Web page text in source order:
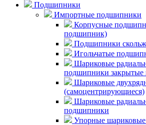
Подшипники
Импортные подшипники
Корпусные
подшипник)
Подшипники
Игольчатые
Шариковые
подшипники закрытые
Шариковые
(самоцентрирующиеся)
Шариковые
подшипники
Упорные